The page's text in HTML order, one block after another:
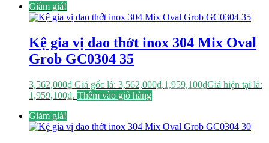
Giảm giá!
Kệ gia vị dao thớt inox 304 Mix Oval
Grob GC0304 35
3,562,000₫ Giá gốc là: 3,562,000₫.1,959,100₫Giá hiện tại là:
1,959,100₫. Thêm vào giỏ hàng
Giảm giá!